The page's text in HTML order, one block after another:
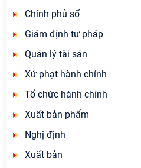
Chính phủ số
Giám định tư pháp
Quản lý tài sản
Xử phạt hành chính
Tổ chức hành chính
Xuất bản phẩm
Nghị định
Xuất bản